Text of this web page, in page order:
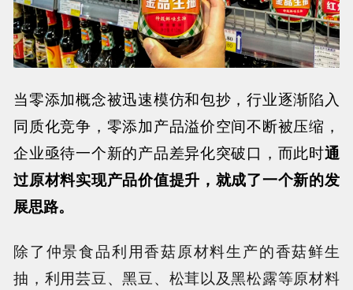
当零添加概念被迅速模仿和包抄，行业逐渐陷入
同质化竞争，零添加产品溢价空间不断被压缩，
企业亟待一个新的产品差异化突破口，而此时通
过原材料实现产品价值提升，就成了一个新的发
展思路。
除了仲景食品利用香菇原材料生产的香菇鲜生
抽，利用芸豆、黑豆、松茸以及黑松露等原材料